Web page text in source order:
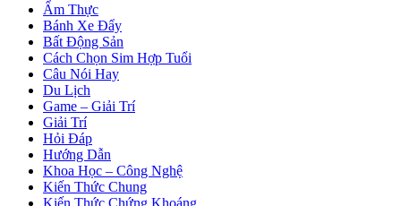
Ẩm Thực
Bánh Xe Đẩy
Bất Động Sản
Cách Chọn Sim Hợp Tuổi
Câu Nói Hay
Du Lịch
Game – Giải Trí
Giải Trí
Hỏi Đáp
Hướng Dẫn
Khoa Học – Công Nghệ
Kiến Thức Chung
Kiến Thức Chứng Khoáng